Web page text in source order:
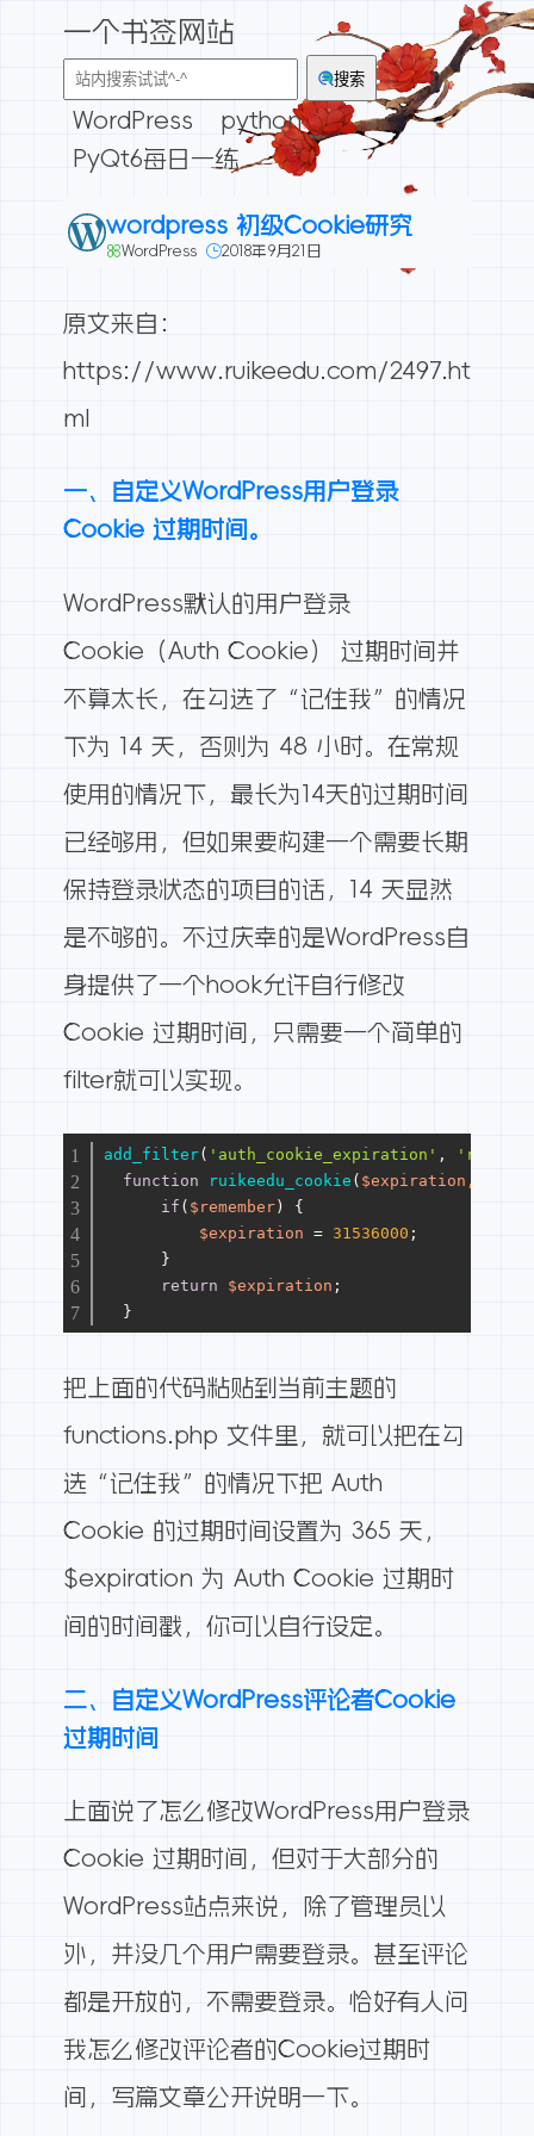
一个书签网站
搜索
WordPress
python
PyQt6每日一练
wordpress 初级Cookie研究
WordPress 2018年9月21日
原文来自：
https://www.ruikeedu.com/2497.ht
ml
一、自定义WordPress用户登录
Cookie 过期时间。
WordPress默认的用户登录
Cookie（Auth Cookie） 过期时间并
不算太长，在勾选了“记住我”的情况
下为 14 天，否则为 48 小时。在常规
使用的情况下，最长为14天的过期时间
已经够用，但如果要构建一个需要长期
保持登录状态的项目的话，14 天显然
是不够的。不过庆幸的是WordPress自
身提供了一个hook允许自行修改
Cookie 过期时间，只需要一个简单的
filter就可以实现。
add_filter( 'auth_cookie_expiration' ,
function
ruikeedu_cookie ( $expiration ,
if ( $remember ) {
$expiration = 31536000 ;
      }
return
$expiration ;
  }
把上面的代码粘贴到当前主题的
functions.php 文件里，就可以把在勾
选“记住我”的情况下把 Auth
Cookie 的过期时间设置为 365 天，
$expiration 为 Auth Cookie 过期时
间的时间戳，你可以自行设定。
二、自定义WordPress评论者Cookie
过期时间
上面说了怎么修改WordPress用户登录
Cookie 过期时间，但对于大部分的
WordPress站点来说，除了管理员以
外，并没几个用户需要登录。甚至评论
都是开放的，不需要登录。恰好有人问
我怎么修改评论者的Cookie过期时
间，写篇文章公开说明一下。